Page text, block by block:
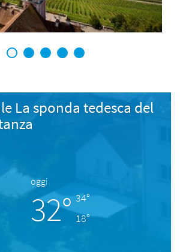
1 2 3 4 5
La sponda tedesca del
oggi
32° 34°
18°